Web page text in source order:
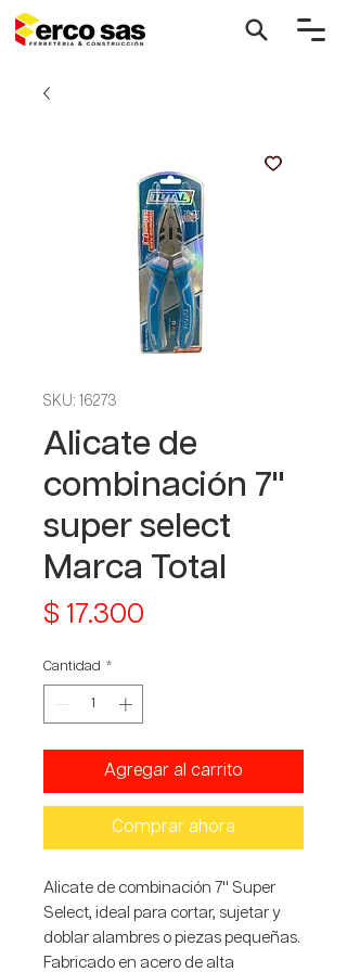
SKU: 16273
Alicate de
combinación 7"
super select
Marca Total
$ 17.300
Cantidad *
Agregar al carrito
Comprar ahora
Alicate de combinación 7'' Super
Select, ideal para cortar, sujetar y
doblar alambres o piezas pequeñas.
Fabricado en acero de alta